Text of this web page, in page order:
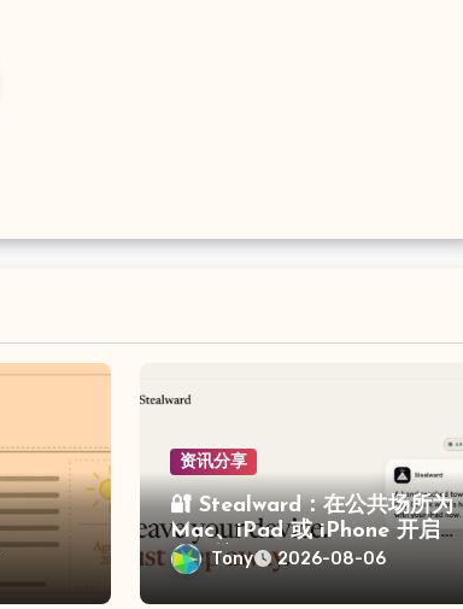
资讯分享
🔐 Stealward：在公共场所为
Mac、iPad 或 iPhone 开启防
盗保护
Tony 2026-08-06